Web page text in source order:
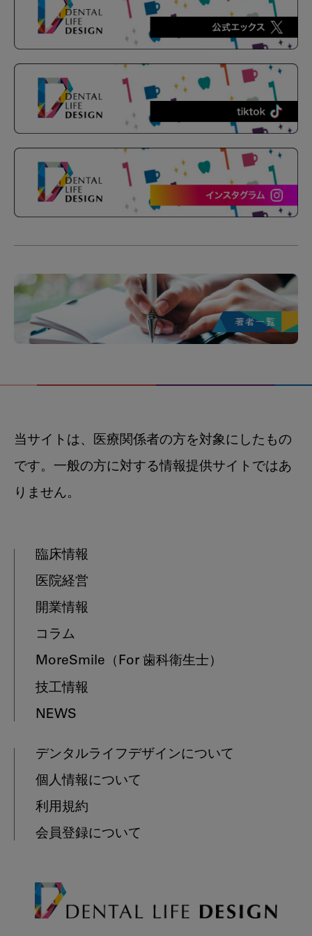
当サイトは、医療関係者の方を対象にしたもの
です。一般の方に対する情報提供サイトではあ
りません。
臨床情報
医院経営
開業情報
コラム
MoreSmile （For 歯科衛生士）
技工情報
NEWS
デンタルライフデザインについて
個人情報について
利用規約
会員登録について